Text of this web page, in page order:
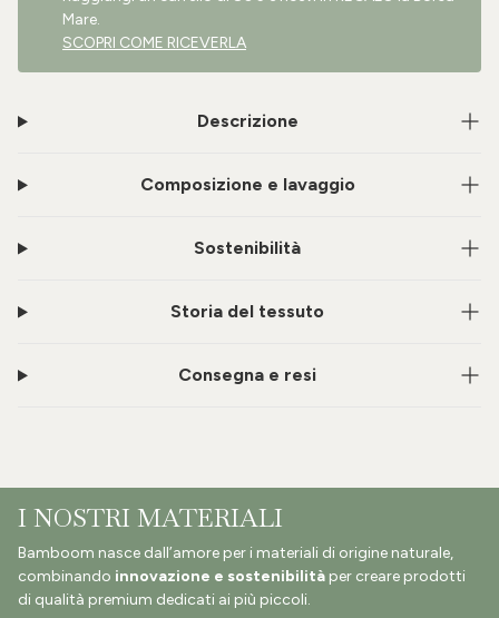
Mare.
SCOPRI COME RICEVERLA
Descrizione
Composizione e lavaggio
Sostenibilità
Storia del tessuto
Consegna e resi
I NOSTRI MATERIALI
Bamboom nasce dall’amore per i materiali di origine naturale,
combinando innovazione e sostenibilità per creare prodotti
di qualità premium dedicati ai più piccoli.